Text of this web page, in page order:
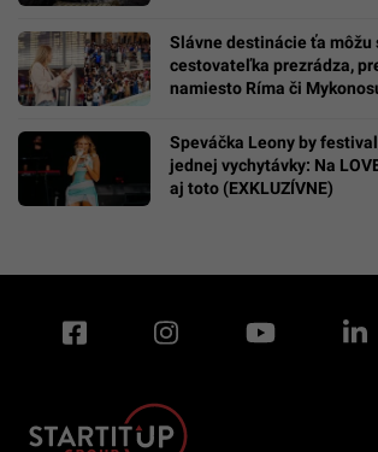
Slávne destinácie ťa môžu
cestovateľka prezrádza,
namiesto Ríma či
Speváčka Leony by
jednej vychytávky: Na
aj toto (EXKLUZÍVNE)